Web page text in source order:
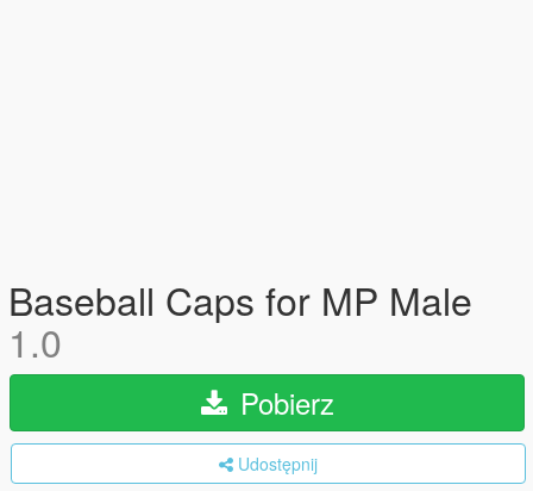
Baseball Caps for MP Male
1.0
Pobierz
Udostępnij